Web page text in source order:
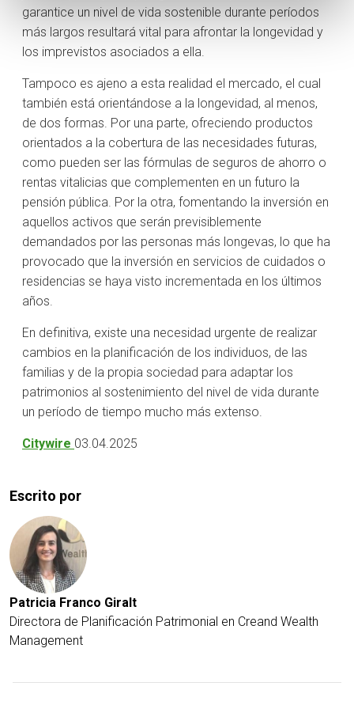
garantice un nivel de vida sostenible durante períodos
más largos resultará vital para afrontar la longevidad y
los imprevistos asociados a ella.
Tampoco es ajeno a esta realidad el mercado, el cual
también está orientándose a la longevidad, al menos,
de dos formas. Por una parte, ofreciendo productos
orientados a la cobertura de las necesidades futuras,
como pueden ser las fórmulas de seguros de ahorro o
rentas vitalicias que complementen en un futuro la
pensión pública. Por la otra, fomentando la inversión en
aquellos activos que serán previsiblemente
demandados por las personas más longevas, lo que ha
provocado que la inversión en servicios de cuidados o
residencias se haya visto incrementada en los últimos
años.
En definitiva, existe una necesidad urgente de realizar
cambios en la planificación de los individuos, de las
familias y de la propia sociedad para adaptar los
patrimonios al sostenimiento del nivel de vida durante
un período de tiempo mucho más extenso.
Citywire 03.04.2025
Escrito por
Patricia Franco Giralt
Directora de Planificación Patrimonial en Creand Wealth
Management